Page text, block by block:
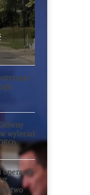
wyleciał
operandi
Z